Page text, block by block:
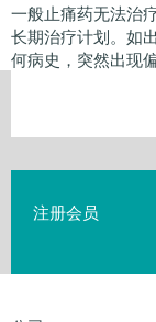
一般止痛药无法治
长期治疗计划。如
何病史，突然出现
注册会员